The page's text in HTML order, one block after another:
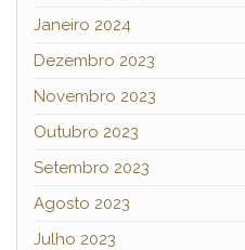
Janeiro 2024
Dezembro 2023
Novembro 2023
Outubro 2023
Setembro 2023
Agosto 2023
Julho 2023